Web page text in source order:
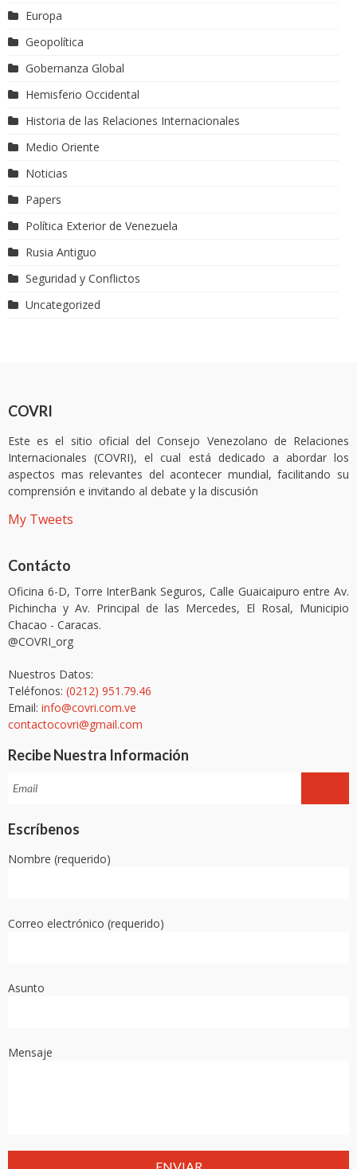
Europa
Geopolítica
Gobernanza Global
Hemisferio Occidental
Historia de las Relaciones Internacionales
Medio Oriente
Noticias
Papers
Política Exterior de Venezuela
Rusia Antiguo
Seguridad y Conflictos
Uncategorized
COVRI
Este es el sitio oficial del Consejo Venezolano de Relaciones
Internacionales (COVRI), el cual está dedicado a abordar los
aspectos mas relevantes del acontecer mundial, facilitando su
comprensión e invitando al debate y la discusión
My Tweets
Contácto
Oficina 6-D, Torre InterBank Seguros, Calle Guaicaipuro entre Av.
Pichincha y Av. Principal de las Mercedes, El Rosal, Municipio
Chacao - Caracas.
@COVRI_org
Nuestros Datos:
Teléfonos: (0212) 951.79.46
Email: info@covri.com.ve
contactocovri@gmail.com
Recibe Nuestra Información
Escríbenos
Nombre (requerido)
Correo electrónico (requerido)
Asunto
Mensaje